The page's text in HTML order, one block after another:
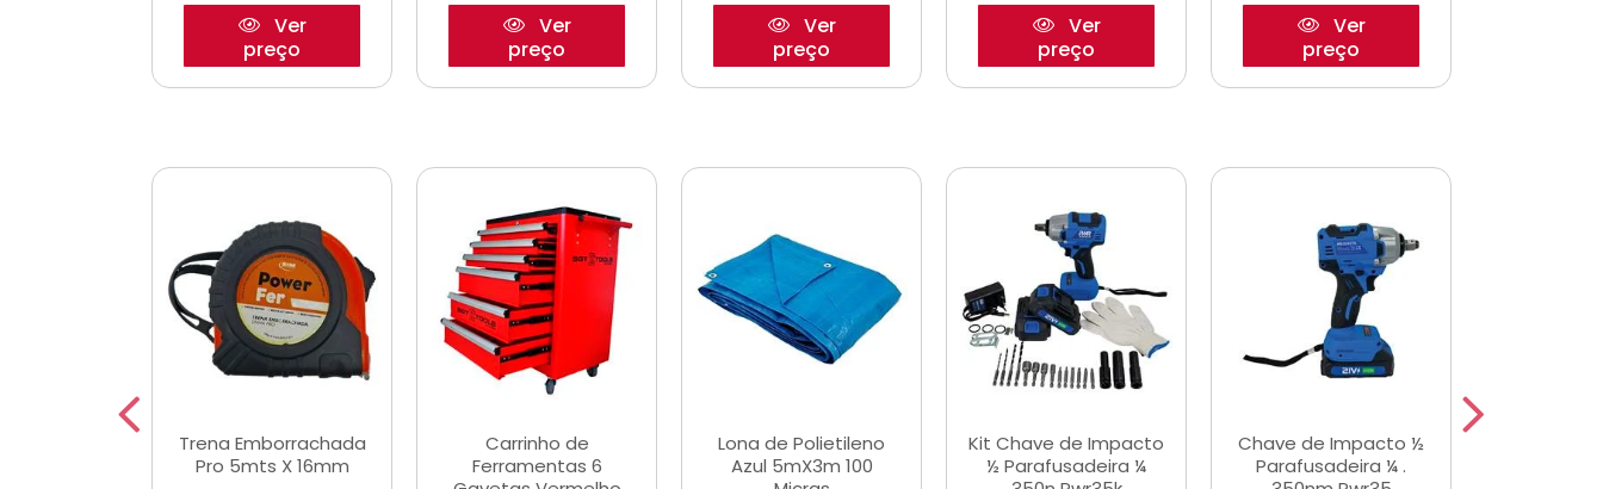
Ver
preço
Ver
preço
Ver
preço
Ver
preço
Ver
preço
Trena Emborrachada
Pro 5mts X 16mm
Carrinho de
Ferramentas 6
Lona de Polietileno
Azul 5mX3m 100
Kit Chave de Impacto
½ Parafusadeira ¼
Chave de Impacto ½
Parafusadeira ¼ .